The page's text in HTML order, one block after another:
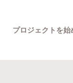
プロジェクトを始